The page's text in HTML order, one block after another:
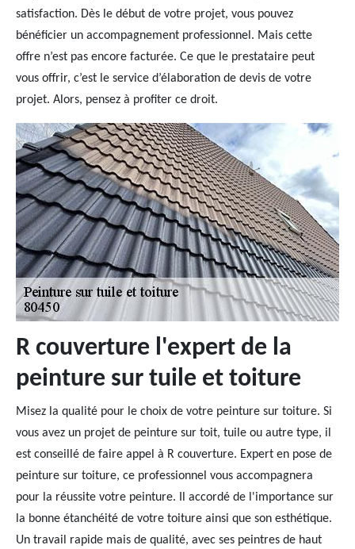
satisfaction. Dès le début de votre projet, vous pouvez
bénéficier un accompagnement professionnel. Mais cette
offre n’est pas encore facturée. Ce que le prestataire peut
vous offrir, c’est le service d’élaboration de devis de votre
projet. Alors, pensez à profiter ce droit.
R couverture l'expert de la
peinture sur tuile et toiture
Misez la qualité pour le choix de votre peinture sur toiture. Si
vous avez un projet de peinture sur toit, tuile ou autre type, il
est conseillé de faire appel à R couverture. Expert en pose de
peinture sur toiture, ce professionnel vous accompagnera
pour la réussite votre peinture. Il accordé de l'importance sur
la bonne étanchéité de votre toiture ainsi que son esthétique.
Un travail rapide mais de qualité, avec ses peintres de haut